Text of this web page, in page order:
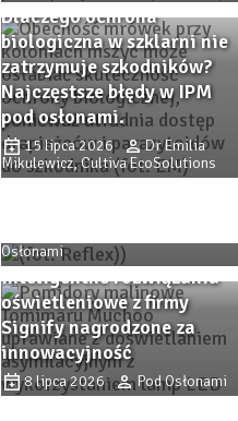
Dlaczego ochrona
biologiczna w szklarni nie
zatrzymuje szkodników?
Najczęstsze błędy w IPM
pod osłonami.
15 lipca 2026
Dr Emilia
Mikulewicz, Cultiva EcoSolutions
Co zmieniło się na rynku
Osłonami
Inteligentne rozwiązania
oświetleniowe z firmy
Signify nagrodzone za
innowacyjność
8 lipca 2026 Pod Osłonami
Przystanek PAPRYKA 2026.
Wiedza, praktyka i